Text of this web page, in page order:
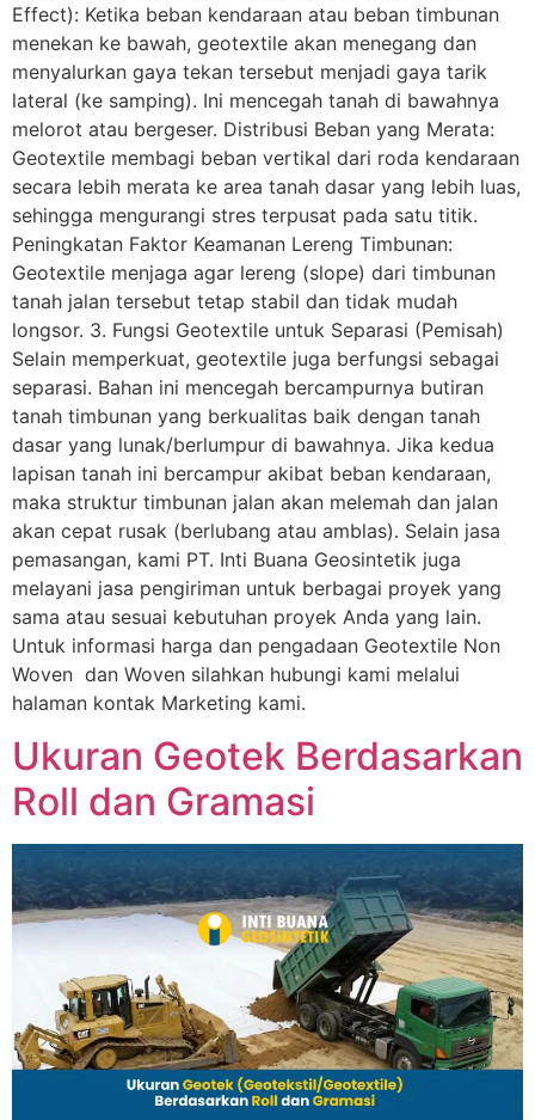
Effect): Ketika beban kendaraan atau beban timbunan
menekan ke bawah, geotextile akan menegang dan
menyalurkan gaya tekan tersebut menjadi gaya tarik
lateral (ke samping). Ini mencegah tanah di bawahnya
melorot atau bergeser. Distribusi Beban yang Merata:
Geotextile membagi beban vertikal dari roda kendaraan
secara lebih merata ke area tanah dasar yang lebih luas,
sehingga mengurangi stres terpusat pada satu titik.
Peningkatan Faktor Keamanan Lereng Timbunan:
Geotextile menjaga agar lereng (slope) dari timbunan
tanah jalan tersebut tetap stabil dan tidak mudah
longsor. 3. Fungsi Geotextile untuk Separasi (Pemisah)
Selain memperkuat, geotextile juga berfungsi sebagai
separasi. Bahan ini mencegah bercampurnya butiran
tanah timbunan yang berkualitas baik dengan tanah
dasar yang lunak/berlumpur di bawahnya. Jika kedua
lapisan tanah ini bercampur akibat beban kendaraan,
maka struktur timbunan jalan akan melemah dan jalan
akan cepat rusak (berlubang atau amblas). Selain jasa
pemasangan, kami PT. Inti Buana Geosintetik juga
melayani jasa pengiriman untuk berbagai proyek yang
sama atau sesuai kebutuhan proyek Anda yang lain.
Untuk informasi harga dan pengadaan Geotextile Non
Woven dan Woven silahkan hubungi kami melalui
halaman kontak Marketing kami.
Ukuran Geotek Berdasarkan
Roll dan Gramasi